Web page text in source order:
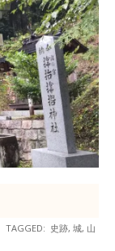
TAGGED: 史跡, 城, 山